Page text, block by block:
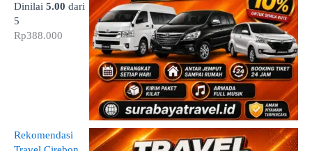
Dinilai 5.00 dari
5
Rp388.000
Rekomendasi